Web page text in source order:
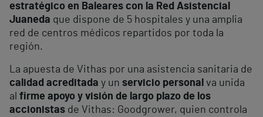
estratégico en Baleares con la Red Asistencial
Juaneda que dispone de 5 hospitales y una amplia
red de centros médicos repartidos por toda la
región.
La apuesta de Vithas por una asistencia sanitaria de
calidad acreditada y un servicio personal va unida
al firme apoyo y visión de largo plazo de los
accionistas de Vithas: Goodgrower, quien controla